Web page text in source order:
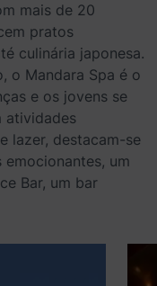
mais de 20
pratos
culinária japonesa.
o Mandara Spa é o
e os jovens se
atividades
lazer, destacam-se
um
Bar, um bar